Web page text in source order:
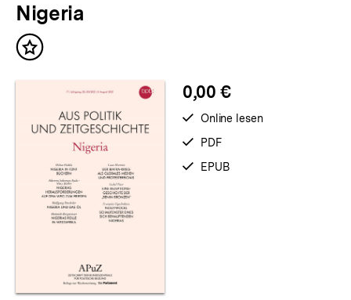
Nigeria
Inhalt
0,00 €
verfügbar
zum
Online lesen
verfügbar
als
PDF
verfügbar
EPUB